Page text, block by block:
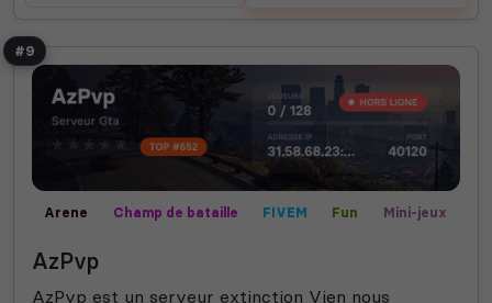
#9
Arene Champ de bataille FIVEM Fun
Mini-jeux
AzPvp
AzPvp est un serveur extinction Vien nous